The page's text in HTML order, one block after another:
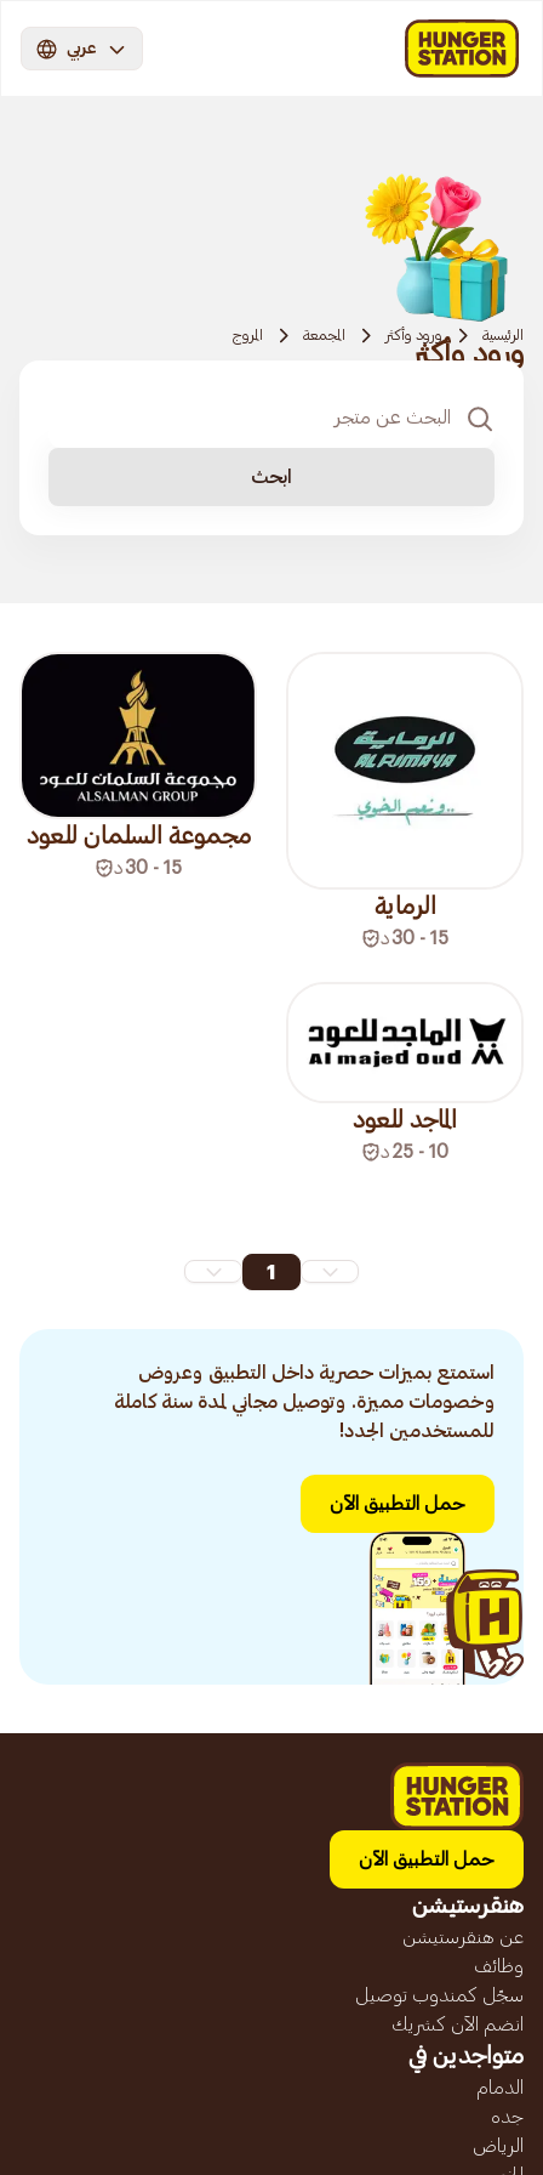
عربي
الرئيسية ورود وأكثر المجمعة المروج
ورود وأكثر
ابحث
الرماية
15 - 30 د
مجموعة السلمان للعود
15 - 30 د
الماجد للعود
10 - 25 د
1
استمتع بميزات حصرية داخل التطبيق وعروض
وخصومات مميزة. وتوصيل مجاني لمدة سنة كاملة
للمستخدمين الجدد!
حمل التطبيق الآن
حمل التطبيق الآن
هنقرستيشن
عن هنقرستيشن
وظائف
سجّل كمندوب توصيل
انضم الآن كشريك
متواجدين في
الدمام
جده
الرياض